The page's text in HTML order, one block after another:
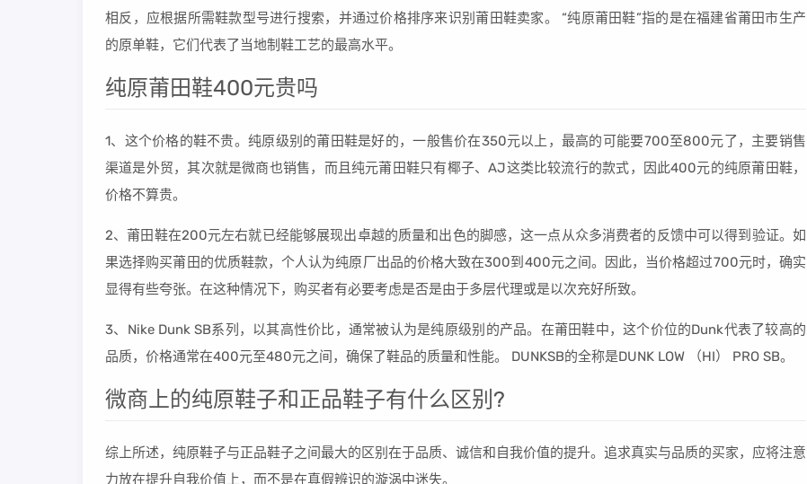
相反，应根据所需鞋款型号进行搜索，并通过价格排序来识别莆田鞋卖家。 “纯原莆田鞋”指的是在福建省莆田市生产
的原单鞋，它们代表了当地制鞋工艺的最高水平。
纯原莆田鞋400元贵吗
1、这个价格的鞋不贵。纯原级别的莆田鞋是好的，一般售价在350元以上，最高的可能要700至800元了，主要销售
渠道是外贸，其次就是微商也销售，而且纯元莆田鞋只有椰子、AJ这类比较流行的款式，因此400元的纯原莆田鞋，
价格不算贵。
2、莆田鞋在200元左右就已经能够展现出卓越的质量和出色的脚感，这一点从众多消费者的反馈中可以得到验证。如
果选择购买莆田的优质鞋款，个人认为纯原厂出品的价格大致在300到400元之间。因此，当价格超过700元时，确实
显得有些夸张。在这种情况下，购买者有必要考虑是否是由于多层代理或是以次充好所致。
3、Nike Dunk SB系列，以其高性价比，通常被认为是纯原级别的产品。在莆田鞋中，这个价位的Dunk代表了较高的
品质，价格通常在400元至480元之间，确保了鞋品的质量和性能。 DUNKSB的全称是DUNK LOW （HI） PRO SB。
微商上的纯原鞋子和正品鞋子有什么区别?
综上所述，纯原鞋子与正品鞋子之间最大的区别在于品质、诚信和自我价值的提升。追求真实与品质的买家，应将注意
力放在提升自我价值上，而不是在真假辨识的漩涡中迷失。